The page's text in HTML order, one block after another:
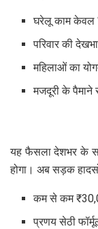
घरेलू काम केवल
परिवार की
महिलाओं का
मजदूरी के पैमाने
यह फैसला देशभर के
होगा। अब सड़क हादसों
कम से कम
प्रणय सेठी